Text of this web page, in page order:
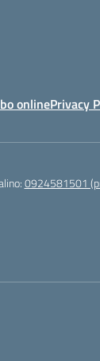
onlinePrivacy
0924581501